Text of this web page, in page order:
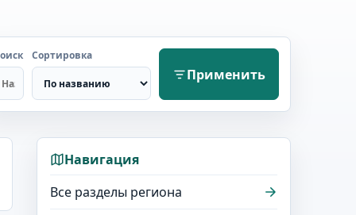
Сортировка
Применить
Навигация
Все разделы региона